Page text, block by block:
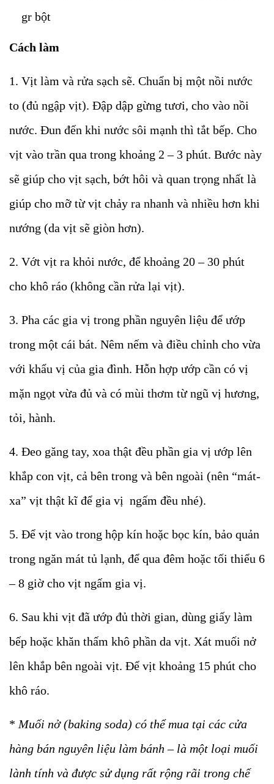
gr bột
Cách làm
1. Vịt làm và rửa sạch sẽ. Chuẩn bị một nồi nước
to (đủ ngập vịt). Đập dập gừng tươi, cho vào nồi
nước. Đun đến khi nước sôi mạnh thì tắt bếp. Cho
vịt vào trần qua trong khoảng 2 – 3 phút. Bước này
sẽ giúp cho vịt sạch, bớt hôi và quan trọng nhất là
giúp cho mỡ từ vịt chảy ra nhanh và nhiều hơn khi
nướng (da vịt sẽ giòn hơn).
2. Vớt vịt ra khỏi nước, để khoảng 20 – 30 phút
cho khô ráo (không cần rửa lại vịt).
3. Pha các gia vị trong phần nguyên liệu để ướp
trong một cái bát. Nêm nếm và điều chỉnh cho vừa
với khẩu vị của gia đình. Hỗn hợp ướp cần có vị
mặn ngọt vừa đủ và có mùi thơm từ ngũ vị hương,
tỏi, hành.
4. Đeo găng tay, xoa thật đều phần gia vị ướp lên
khắp con vịt, cả bên trong và bên ngoài (nên “mát-
xa” vịt thật kĩ để gia vị ngấm đều nhé).
5. Để vịt vào trong hộp kín hoặc bọc kín, bảo quản
trong ngăn mát tủ lạnh, để qua đêm hoặc tối thiểu 6
– 8 giờ cho vịt ngấm gia vị.
6. Sau khi vịt đã ướp đủ thời gian, dùng giấy làm
bếp hoặc khăn thấm khô phần da vịt. Xát muối nở
lên khắp bên ngoài vịt. Để vịt khoảng 15 phút cho
khô ráo.
* Muối nở (baking soda) có thể mua tại các cửa
hàng bán nguyên liệu làm bánh – là một loại muối
lành tính và được sử dụng rất rộng rãi trong chế